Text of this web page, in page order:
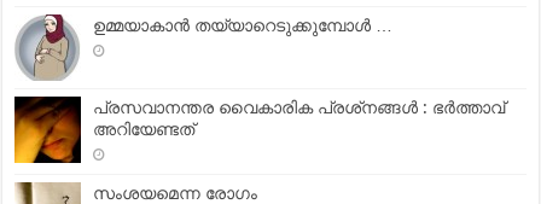
ഉമ്മയാകാന്‍ തയ്യാറെടുക്കുമ്പോള്‍ …
പ്രസവാനന്തര വൈകാരിക പ്രശ്‌നങ്ങള്‍ : ഭര്‍ത്താവ്
അറിയേണ്ടത്
സംശയമെന്ന രോഗം